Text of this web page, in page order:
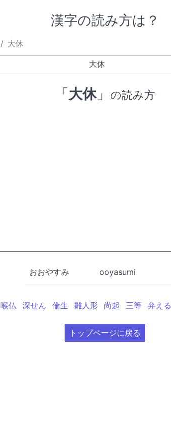
漢字の読み方は？
大休
「大休」 の読み方
おおやすみ ooyasumi
喉仏 深せん 倫生 雛人形 尚起 三等 弁える
トップページに戻る